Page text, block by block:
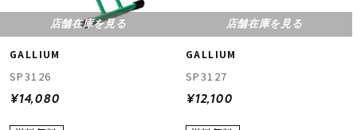
店舗在庫を見る
GALLIUM
SP3126
¥14,080
店舗在庫を見る
GALLIUM
SP3127
¥12,100